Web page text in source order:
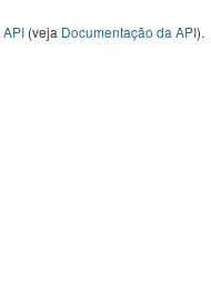
API (veja Documentação da API).